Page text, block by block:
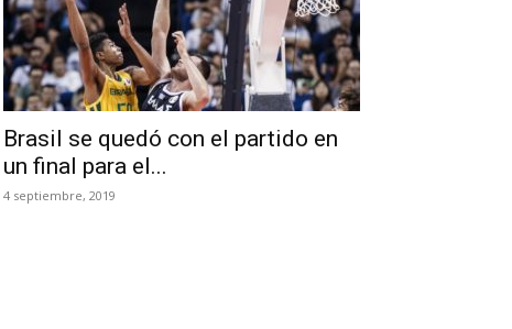
Brasil se quedó con el partido en
un final para el...
4 septiembre, 2019